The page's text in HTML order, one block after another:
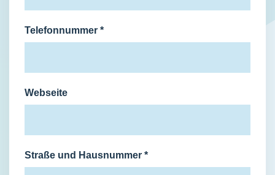
Telefonnummer *
Webseite
Straße und Hausnummer *